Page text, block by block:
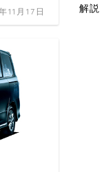
11月17日
解説